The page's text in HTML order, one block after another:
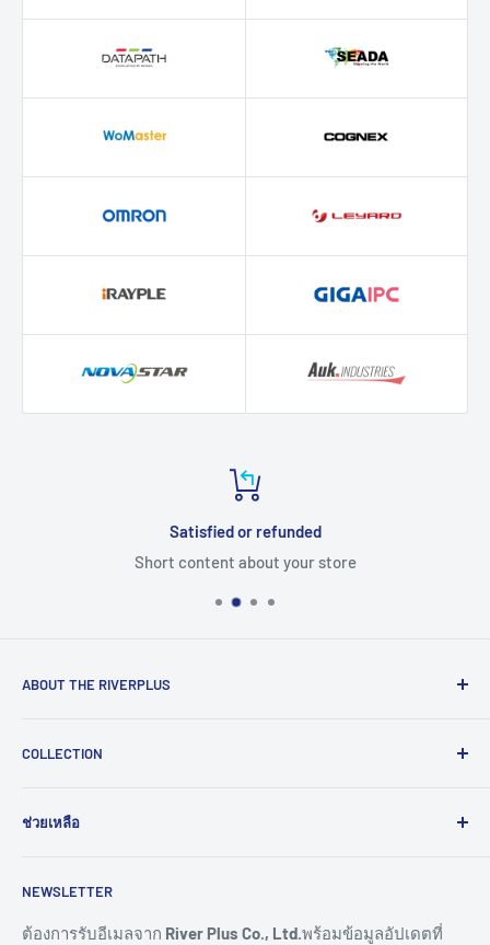
Satisfied or refunded
Short content about your store
ABOUT THE RIVERPLUS
สินค้าและบริการเทคโนโลยีแบบครบวงจร จากทั่วโลกตั้งแต่ปี
และอุตสาหกรรม 4.0
COLLECTION
HMI
Connectivity
Remote I/O
ช่วยเหลือ
ขอราคางานโครงการ
การสั่งซื้อสินค้า
NEWSLETTER
ต้องการรับอีเมลจาก River Plus Co., Ltd.พร้อมข้อมูลอัปเดตที่